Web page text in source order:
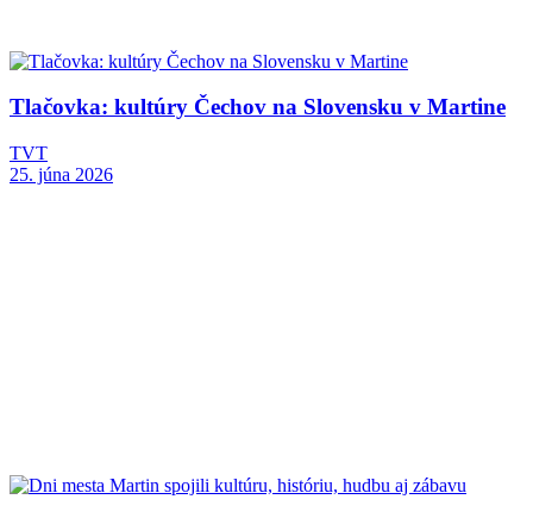
Tlačovka: kultúry Čechov na Slovensku v Martine
TVT
25. júna 2026